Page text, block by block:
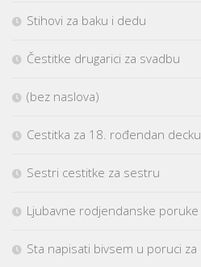
Stihovi za baku i dedu
Čestitke drugarici za svadbu
(bez naslova)
Cestitka za 18. rođendan decku
Sestri cestitke za sestru
Ljubavne rodjendanske poruke
Sta napisati bivsem u poruci